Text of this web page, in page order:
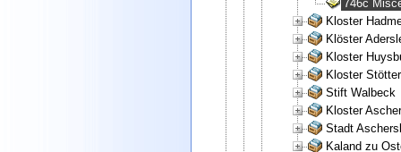
746c
Kloster
Klöster
Kloster
Kloster
Stift Walbeck
Kloster
Stadt
Kaland zu